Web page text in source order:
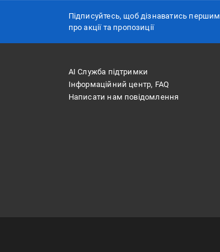
Підписуйтесь, щоб дізнаватись першим
про акції та пропозиції
АІ Служба підтримки
Інформаційний центр, FAQ
Написати нам повідомлення